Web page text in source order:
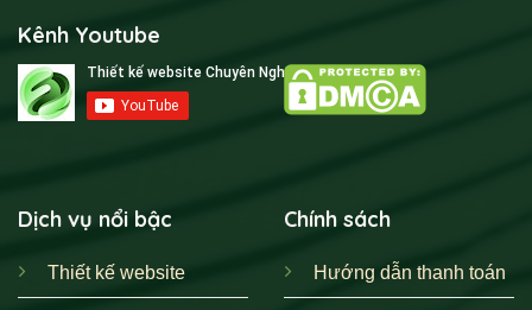
Kênh Youtube
Dịch vụ nổi bậc
Thiết kế website
Chính sách
Hướng dẫn thanh toán